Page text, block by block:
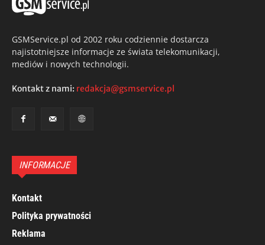
GSMService.pl od 2002 roku codziennie dostarcza
najistotniejsze informacje ze świata telekomunikacji,
mediów i nowych technologii.
Kontakt z nami: redakcja@gsmservice.pl
INFORMACJE
Kontakt
Polityka prywatności
Reklama